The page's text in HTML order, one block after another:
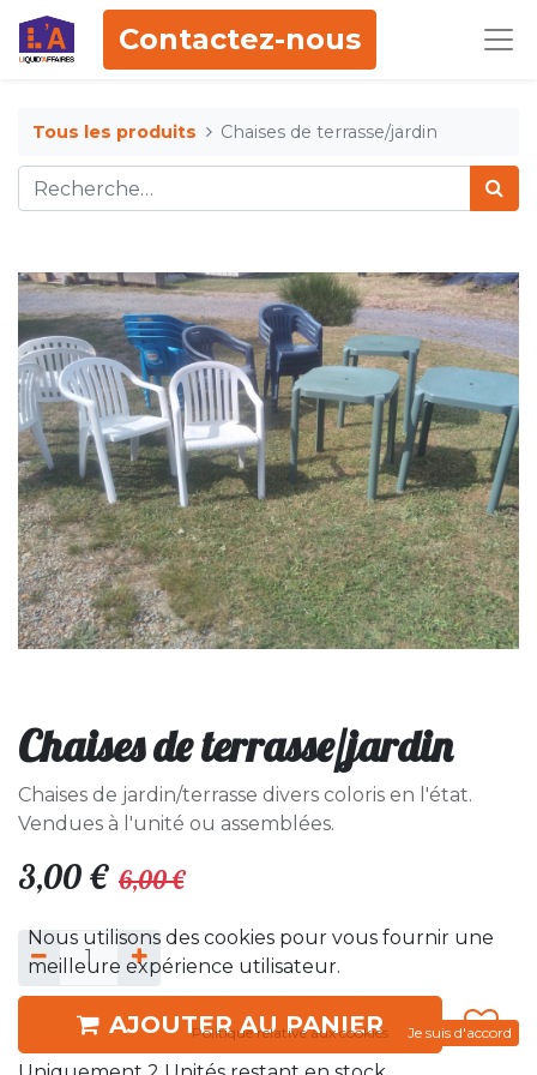
Contactez-nous
Tous les produits Chaises de terrasse/jardin
Chaises de terrasse/jardin
Chaises de jardin/terrasse divers coloris en l'état.
Vendues à l'unité ou assemblées.
3,00 € 6,00€
AJOUTER AU PANIER
Nous utilisons des cookies pour vous fournir une
meilleure expérience utilisateur.
Politique relative aux cookies Je suis d'accord